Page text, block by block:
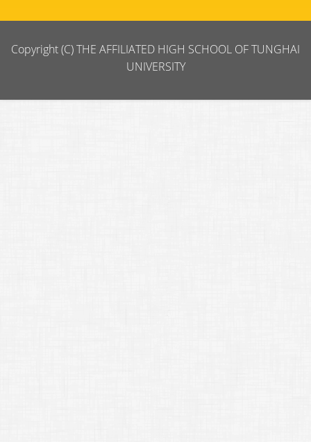
Copyright (C) THE AFFILIATED HIGH SCHOOL OF TUNGHAI
UNIVERSITY